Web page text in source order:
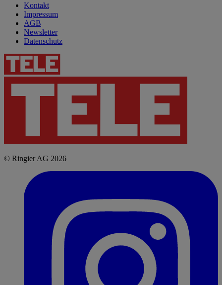
Kontakt
Impressum
AGB
Newsletter
Datenschutz
© Ringier AG 2026